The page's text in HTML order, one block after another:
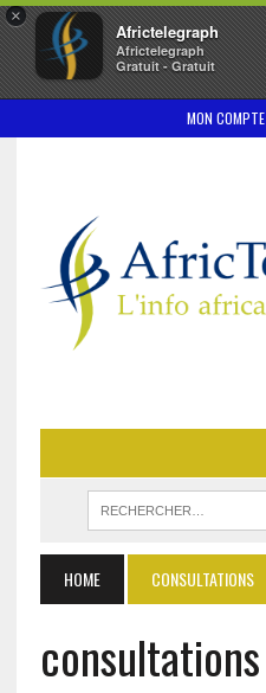
×
Africtelegraph
Africtelegraph
Gratuit - Gratuit
MON COMPTE
HOME CONSULTATIONS
consultations